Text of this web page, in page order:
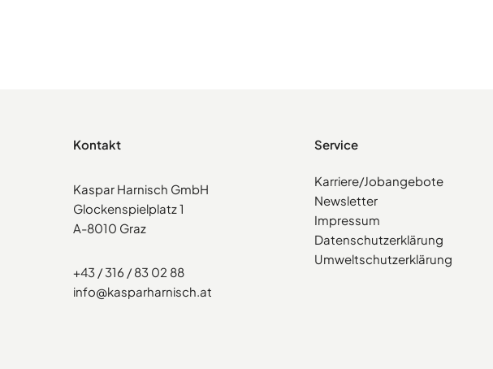
Kontakt
Kaspar Harnisch GmbH
Glockenspielplatz 1
A-8010 Graz
+43 / 316 / 83 02 88
info@kasparharnisch.at
Service
Karriere/Jobangebote
Newsletter
Impressum
Datenschutzerklärung
Umweltschutzerklärung